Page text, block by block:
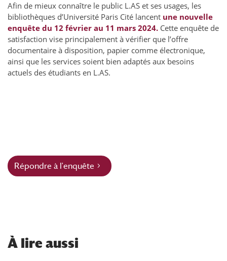
Afin de mieux connaître le public L.AS et ses usages, les
bibliothèques d’Université Paris Cité lancent une nouvelle
enquête du 12 février au 11 mars 2024. Cette enquête de
satisfaction vise principalement à vérifier que l’offre
documentaire à disposition, papier comme électronique,
ainsi que les services soient bien adaptés aux besoins
actuels des étudiants en L.AS.
Répondre à l'enquête
À lire aussi